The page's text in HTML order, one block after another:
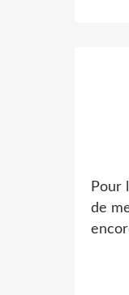
Pour
de